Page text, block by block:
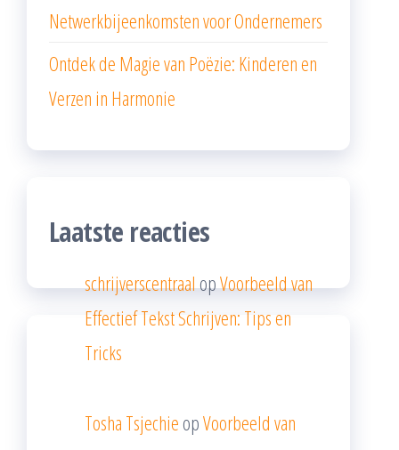
Netwerkbijeenkomsten voor Ondernemers
Ontdek de Magie van Poëzie: Kinderen en
Verzen in Harmonie
Laatste reacties
schrijverscentraalopVoorbeeld van
Effectief Tekst Schrijven: Tips en
Tricks
Tosha Tsjechie opVoorbeeld van